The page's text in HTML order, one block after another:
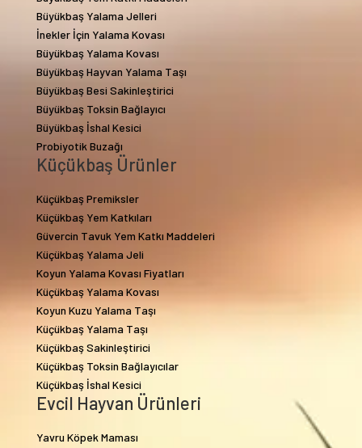
Büyükbaş Yalama Jelleri
İnekler İçin Yalama Kovası
Büyükbaş Yalama Kovası
Büyükbaş Hayvan Yalama Taşı
Büyükbaş Besi Sakinleştirici
Büyükbaş Toksin Bağlayıcı
Büyükbaş İshal Kesici
Probiyotik Buzağı
Küçükbaş Ürünler
Küçükbaş Premiksler
Küçükbaş Yem Katkıları
Güvercin Tavuk Yem Katkı Maddeleri
Küçükbaş Yalama Jeli
Koyun Yalama Kovası Fiyatları
Küçükbaş Yalama Kovası
Koyun Kuzu Yalama Taşı
Küçükbaş Yalama Taşı
Küçükbaş Sakinleştirici
Küçükbaş Toksin Bağlayıcılar
Küçükbaş İshal Kesici
Evcil Hayvan Ürünleri
Yavru Köpek Maması